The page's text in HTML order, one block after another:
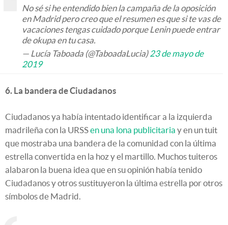
No sé si he entendido bien la campaña de la oposición
en Madrid pero creo que el resumen es que si te vas de
vacaciones tengas cuidado porque Lenin puede entrar
de okupa en tu casa.
— Lucía Taboada (@TaboadaLucia)23 de mayo de
2019
6. La bandera de Ciudadanos
Ciudadanos ya había intentado identificar a la izquierda
madrileña con la URSSen una lona publicitaria y en un tuit
que mostraba una bandera de la comunidad con la última
estrella convertida en la hoz y el martillo. Muchos tuiteros
alabaron la buena idea que en su opinión había tenido
Ciudadanos y otros sustituyeron la última estrella por otros
símbolos de Madrid.